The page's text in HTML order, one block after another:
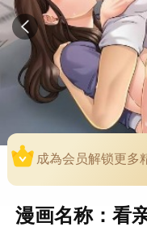
成為会员解锁更多
漫画名称：看